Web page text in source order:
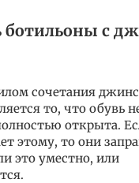
ботильоны с
сочетания
то, что обувь
открыта.
этому, то они
это уместно, или